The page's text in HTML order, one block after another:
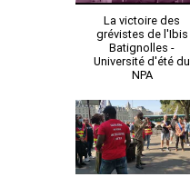
La victoire des
grévistes de l'Ibis
Batignolles -
Université d'été du
NPA